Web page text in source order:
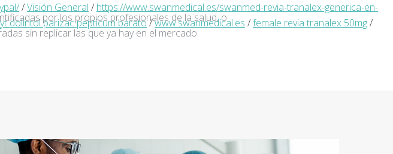
/Visión General / https://www.swanmedical.es/swanmed-revia-tranalex-generica-en-
dolintol parizac pepticum barato/www.swanmedical.es /female revia tranalex 50mg/
por los propios profesionales de la salud, o
sin replicar las que ya hay en el mercado.